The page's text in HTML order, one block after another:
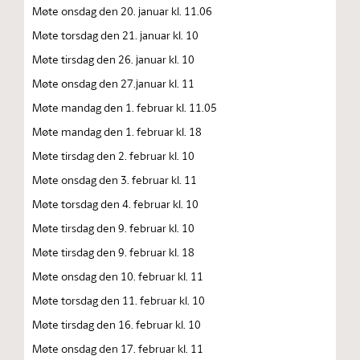
Møte onsdag den 20. januar kl. 11.06
Møte torsdag den 21. januar kl. 10
Møte tirsdag den 26. januar kl. 10
Møte onsdag den 27.januar kl. 11
Møte mandag den 1. februar kl. 11.05
Møte mandag den 1. februar kl. 18
Møte tirsdag den 2. februar kl. 10
Møte onsdag den 3. februar kl. 11
Møte torsdag den 4. februar kl. 10
Møte tirsdag den 9. februar kl. 10
Møte tirsdag den 9. februar kl. 18
Møte onsdag den 10. februar kl. 11
Møte torsdag den 11. februar kl. 10
Møte tirsdag den 16. februar kl. 10
Møte onsdag den 17. februar kl. 11